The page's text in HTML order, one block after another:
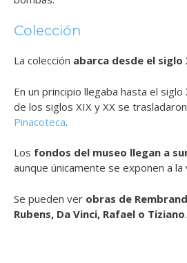
Colección
La colección abarca desde el siglo
En un principio llegaba hasta el
de los siglos XIX y XX se
Pinacoteca.
Los fondos del museo llegan a
aunque únicamente se exponen a la
Se pueden ver obras de
Rubens, Da Vinci, Rafael o Tiziano.